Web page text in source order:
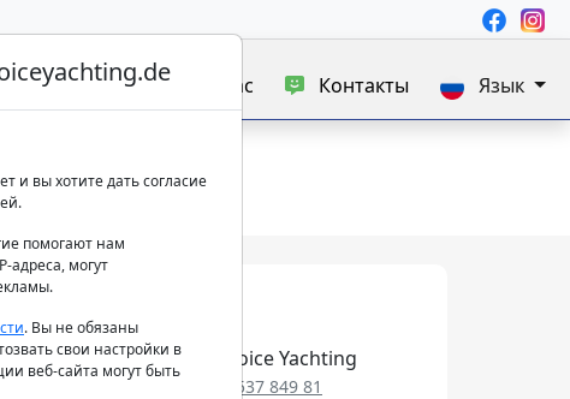
яхт Блог О нас Контакты Язык
Best Choice Yachting
+49 152 537 849 81
и вы хотите дать согласие
помогают нам
адреса, могут
. Вы не обязаны
свои настройки в
веб-сайта могут быть